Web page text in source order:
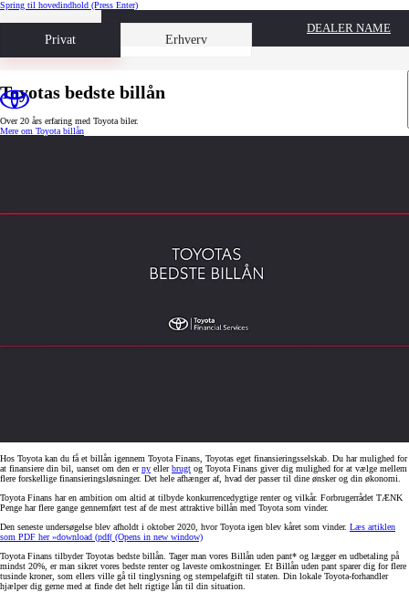
Spring til hovedindhold (Press Enter)
Privat Erhverv
Book prøvetur
DEALER NAME
Toyotas bedste billån
Over 20 års erfaring med Toyota biler.
Mere om Toyota billån
Hos Toyota kan du få et billån igennem Toyota Finans, Toyotas eget finansieringsselskab. Du har mulighed for
at finansiere din bil, uanset om den erny ellerbrugt og Toyota Finans giver dig mulighed for at vælge mellem
flere forskellige finansieringsløsninger. Det hele afhænger af, hvad der passer til dine ønsker og din økonomi.
Toyota Finans har en ambition om altid at tilbyde konkurrencedygtige renter og vilkår. Forbrugerrådet TÆNK
Penge har flere gange gennemført test af de mest attraktive billån med Toyota som vinder.
Den seneste undersøgelse blev afholdt i oktober 2020, hvor Toyota igen blev kåret som vinder. Læs artiklen
som PDF her »download (pdf( (Opens in new window)
Toyota Finans tilbyder Toyotas bedste billån. Tager man vores Billån uden pant* og lægger en udbetaling på
mindst 20%, er man sikret vores bedste renter og laveste omkostninger. Et Billån uden pant sparer dig for flere
tusinde kroner, som ellers ville gå til tinglysning og stempelafgift til staten. Din lokale Toyota-forhandler
hjælper dig gerne med at finde det helt rigtige lån til din situation.